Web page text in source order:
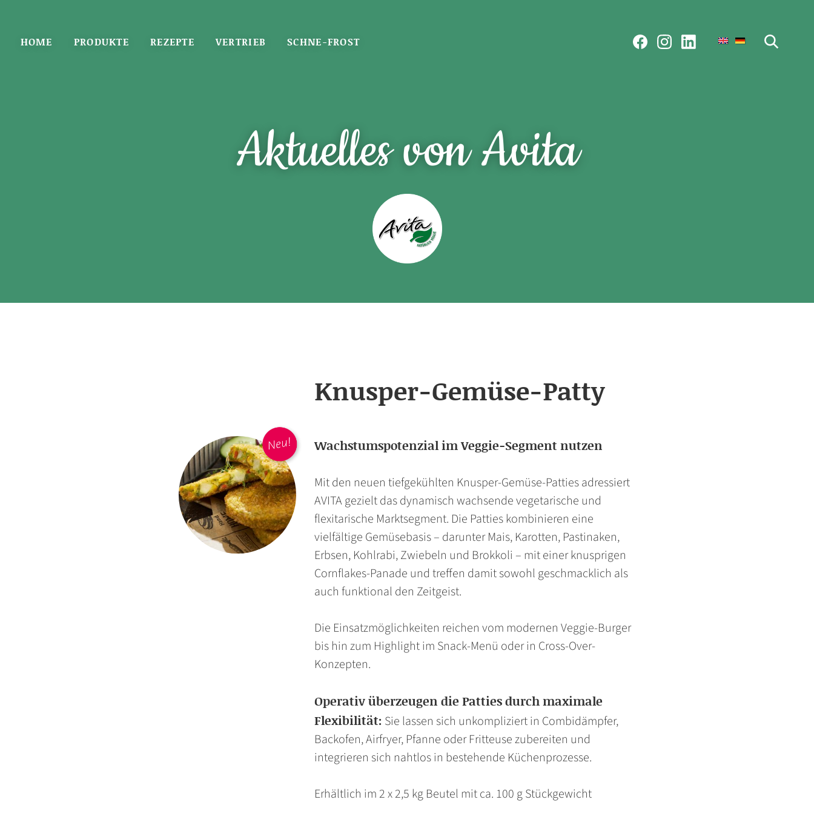
HOME
PRODUKTE REZEPTE VERTRIEB SCHNE-FROST
Aktuelles von Avita
Knusper-Gemüse-Patty
Wachstumspotenzial im Veggie-Segment nutzen
Mit den neuen tiefgekühlten Knusper-Gemüse-Patties adressiert
AVITA gezielt das dynamisch wachsende vegetarische und
flexitarische Marktsegment. Die Patties kombinieren eine
vielfältige Gemüsebasis – darunter Mais, Karotten, Pastinaken,
Erbsen, Kohlrabi, Zwiebeln und Brokkoli – mit einer knusprigen
Cornflakes-Panade und treffen damit sowohl geschmacklich als
auch funktional den Zeitgeist.
Die Einsatzmöglichkeiten reichen vom modernen Veggie-Burger
bis hin zum Highlight im Snack-Menü oder in Cross-Over-
Konzepten.
Operativ überzeugen die Patties durch maximale
Flexibilität: Sie lassen sich unkompliziert in Combidämpfer,
Backofen, Airfryer, Pfanne oder Fritteuse zubereiten und
integrieren sich nahtlos in bestehende Küchenprozesse.
Erhältlich im 2 x 2,5 kg Beutel mit ca. 100 g Stückgewicht